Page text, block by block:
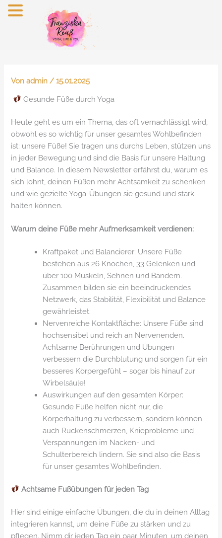
Vonadmin /15.01.2025
Gesunde Füße durch Yoga
Heute geht es um ein Thema, das oft vernachlässigt wird,
obwohl es so wichtig für unser gesamtes Wohlbefinden
ist: unsere Füße! Sie tragen uns durchs Leben, stützen uns
in jeder Bewegung und sind die Basis für unsere Haltung
und Balance. In diesem Newsletter erfährst du, warum es
sich lohnt, deinen Füßen mehr Achtsamkeit zu schenken
und wie gezielte Yoga-Übungen sie gesund und stark
halten können.
Warum deine Füße mehr Aufmerksamkeit verdienen:
Kraftpaket und Balancierer: Unsere Füße
bestehen aus 26 Knochen, 33 Gelenken und
über 100 Muskeln, Sehnen und Bändern.
Zusammen bilden sie ein beeindruckendes
Netzwerk, das Stabilität, Flexibilität und Balance
gewährleistet.
Nervenreiche Kontaktfläche: Unsere Füße sind
hochsensibel und reich an Nervenenden.
Achtsame Berührungen und Übungen
verbessern die Durchblutung und sorgen für ein
besseres Körpergefühl – sogar bis hinauf zur
Wirbelsäule!
Auswirkungen auf den gesamten Körper:
Gesunde Füße helfen nicht nur, die
Körperhaltung zu verbessern, sondern können
auch Rückenschmerzen, Knieprobleme und
Verspannungen im Nacken- und
Schulterbereich lindern. Sie sind also die Basis
für unser gesamtes Wohlbefinden.
Achtsame Fußübungen für jeden Tag
Hier sind einige einfache Übungen, die du in deinen Alltag
integrieren kannst, um deine Füße zu stärken und zu
pflegen. Nimm dir jeden Tag ein paar Minuten, um deinen